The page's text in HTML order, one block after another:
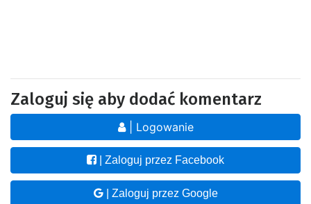
Zaloguj się aby dodać komentarz
| Logowanie
| Zaloguj przez Facebook
| Zaloguj przez Google